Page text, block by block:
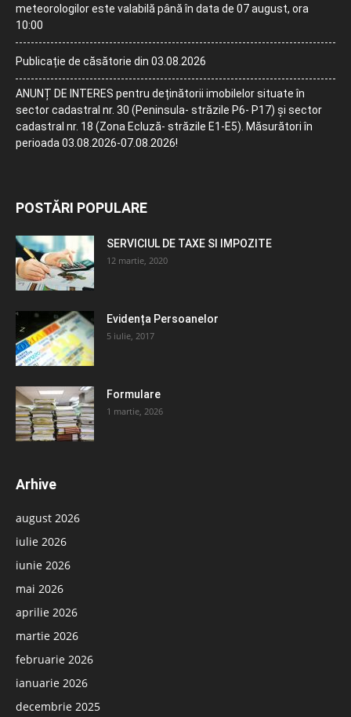
meteorologilor este valabilă până în data de 07 august, ora
10:00
Publicație de căsătorie din 03.08.2026
ANUNȚ DE INTERES pentru deținătorii imobilelor situate în
sector cadastral nr. 30 (Peninsula- străzile P6- P17) și sector
cadastral nr. 18 (Zona Ecluză- străzile E1-E5). Măsurători în
perioada 03.08.2026-07.08.2026!
POSTĂRI POPULARE
SERVICIUL DE TAXE SI IMPOZITE
12 martie, 2020
Evidența Persoanelor
5 iulie, 2017
Formulare
1 martie, 2026
Arhive
august 2026
iulie 2026
iunie 2026
mai 2026
aprilie 2026
martie 2026
februarie 2026
ianuarie 2026
decembrie 2025